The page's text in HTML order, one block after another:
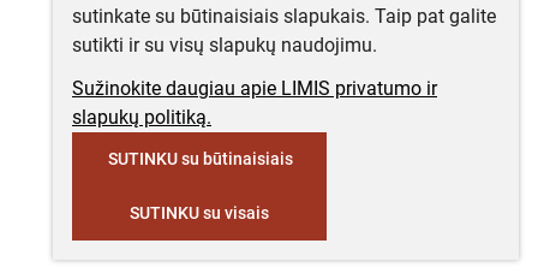
sutinkate su būtinaisiais slapukais. Taip pat galite
sutikti ir su visų slapukų naudojimu.
Sužinokite daugiau apie LIMIS privatumo ir
slapukų politiką.
SUTINKU su būtinaisiais
SUTINKU su visais